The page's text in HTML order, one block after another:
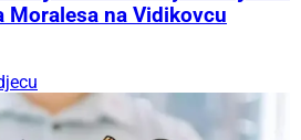
Moralesa na Vidikovcu